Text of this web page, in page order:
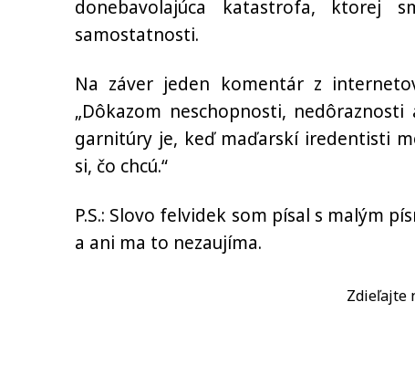
donebavolajúca katastrofa,
samostatnosti.
Na záver jeden komentár z
„Dôkazom neschopnosti,
garnitúry je, keď maďarskí iredentisti
si, čo chcú.“
P.S.: Slovo felvidek som písal s malým
a ani ma to nezaujíma.
Zdieľajte